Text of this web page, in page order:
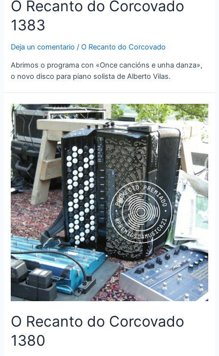
O Recanto do Corcovado
1383
Deja un comentario /O Recanto do Corcovado
Abrimos o programa con «Once cancións e unha danza»,
o novo disco para piano solista de Alberto Vilas.
O Recanto do Corcovado
1380